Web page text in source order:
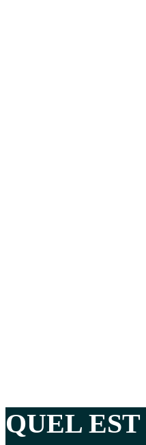
QUEL EST